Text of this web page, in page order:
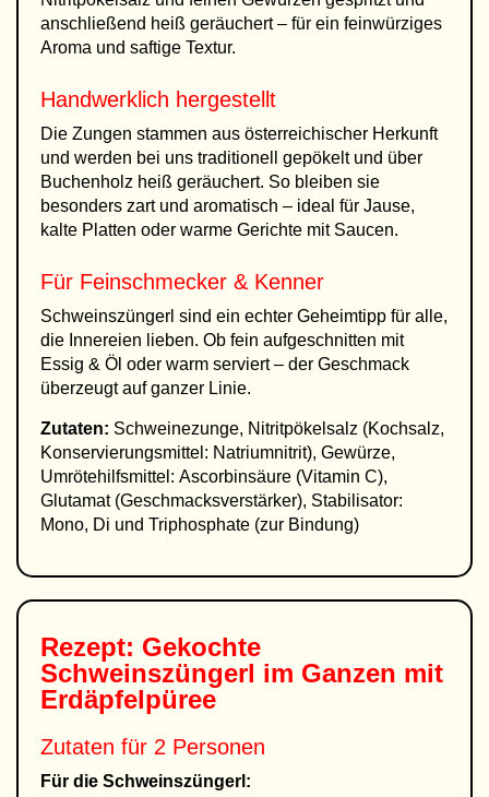
anschließend heiß geräuchert – für ein feinwürziges
Aroma und saftige Textur.
Handwerklich hergestellt
Die Zungen stammen aus österreichischer Herkunft
und werden bei uns traditionell gepökelt und über
Buchenholz heiß geräuchert. So bleiben sie
besonders zart und aromatisch – ideal für Jause,
kalte Platten oder warme Gerichte mit Saucen.
Für Feinschmecker & Kenner
Schweinszüngerl sind ein echter Geheimtipp für alle,
die Innereien lieben. Ob fein aufgeschnitten mit
Essig & Öl oder warm serviert – der Geschmack
überzeugt auf ganzer Linie.
Zutaten: Schweinezunge, Nitritpökelsalz (Kochsalz,
Konservierungsmittel: Natriumnitrit), Gewürze,
Umrötehilfsmittel: Ascorbinsäure (Vitamin C),
Glutamat (Geschmacksverstärker), Stabilisator:
Mono, Di und Triphosphate (zur Bindung)
Rezept: Gekochte
Schweinszüngerl im Ganzen mit
Erdäpfelpüree
Zutaten für 2 Personen
Für die Schweinszüngerl: